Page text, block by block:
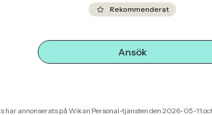
Rekommenderat
Ansök
har annonserats på Wikan Personal-tjänsten den 2026-05-11